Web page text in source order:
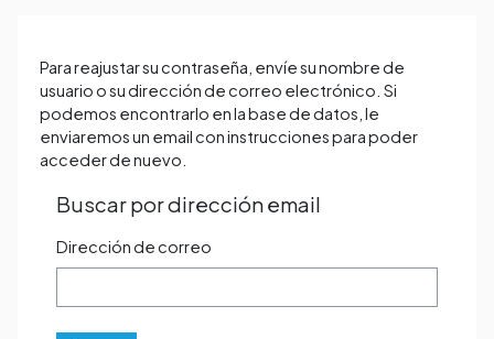
Para reajustar su contraseña, envíe su nombre de
usuario o su dirección de correo electrónico. Si
podemos encontrarlo en la base de datos, le
enviaremos un email con instrucciones para poder
acceder de nuevo.
Buscar por dirección email
Dirección de correo